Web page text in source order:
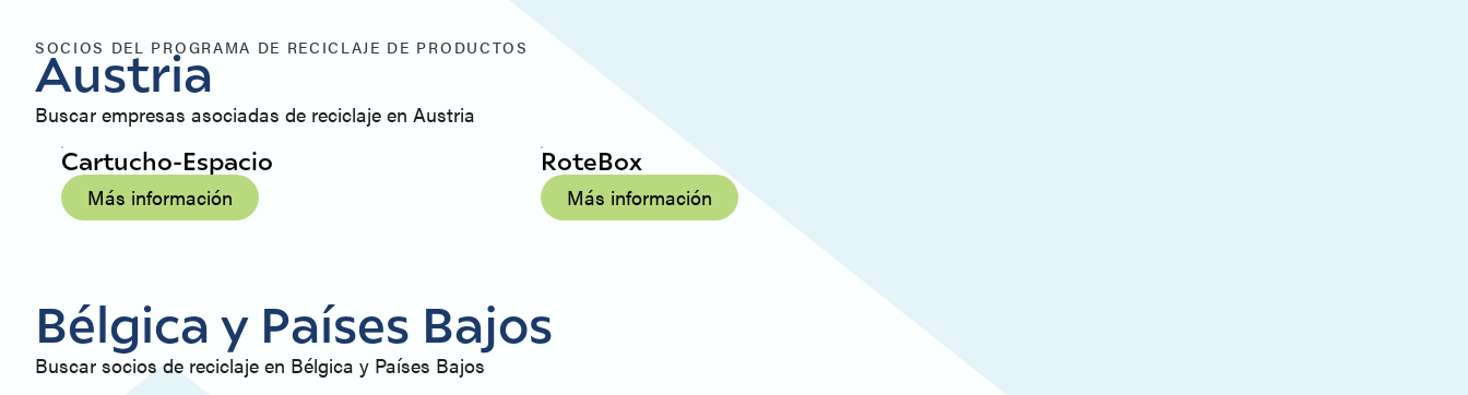
SOCIOS DEL PROGRAMA DE RECICLAJE DE PRODUCTOS
Austria
Buscar empresas asociadas de reciclaje en Austria
Cartucho-Espacio
Más información
RoteBox
Más información
Bélgica y Países Bajos
Buscar socios de reciclaje en Bélgica y Países Bajos